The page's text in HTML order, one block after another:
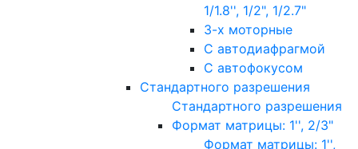
1/1.8'', 1/2", 1/2.7"
3-х моторные
С автодиафрагмой
С автофокусом
Стандартного разрешения
Стандартного разрешения
Формат матрицы: 1'', 2/3"
Формат матрицы: 1'',